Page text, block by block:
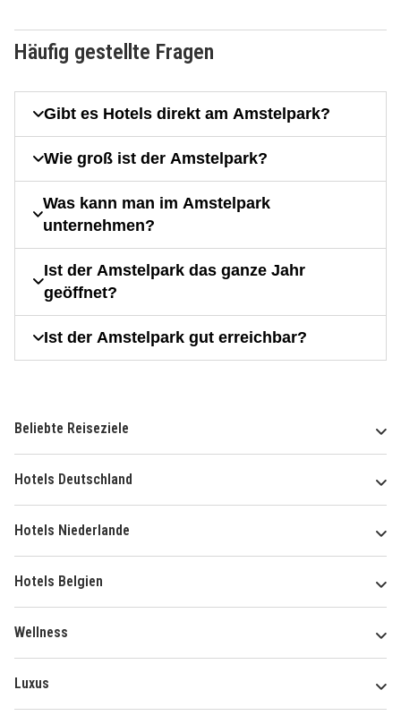
Häufig gestellte Fragen
Gibt es Hotels direkt am Amstelpark?
Wie groß ist der Amstelpark?
Was kann man im Amstelpark
unternehmen?
Ist der Amstelpark das ganze Jahr
geöffnet?
Ist der Amstelpark gut erreichbar?
Beliebte Reiseziele
Hotels Deutschland
Hotels Niederlande
Hotels Belgien
Wellness
Luxus